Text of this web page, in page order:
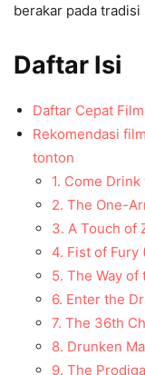
berakar pada tradisi
Daftar Isi
Daftar Cepat
Rekomendasi
tonton
1. Come
2. The One-
3. A Touch of
4. Fist of Fury
5. The Way of
6. Enter the
7. The 36th
8. Drunken
9. The